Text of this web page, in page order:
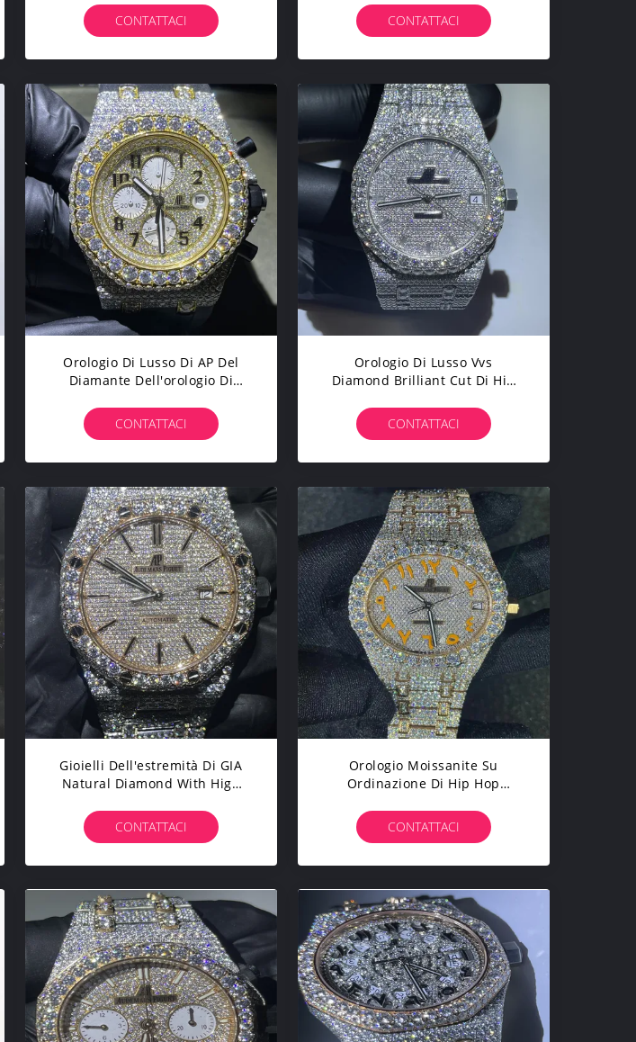
Ap Del Taglio Ha Ghiacciato
Verso L'esterno L'orologio
CONTATTACI
L'orologio Di Moissanite
CONTATTACI
Orologio Di Lusso Di AP Del
Diamante Dell'orologio Di
AP Per Le Signore
CONTATTACI
Orologio Di Lusso Vvs
Diamond Brilliant Cut Di Hip
CONTATTACI
Gioielli Dell'estremità Di GIA
Natural Diamond With High
Moissanite AP
CONTATTACI
Orologio Moissanite Su
Ordinazione Di Hip Hop
Intorno Al Taglio Brillante
CONTATTACI